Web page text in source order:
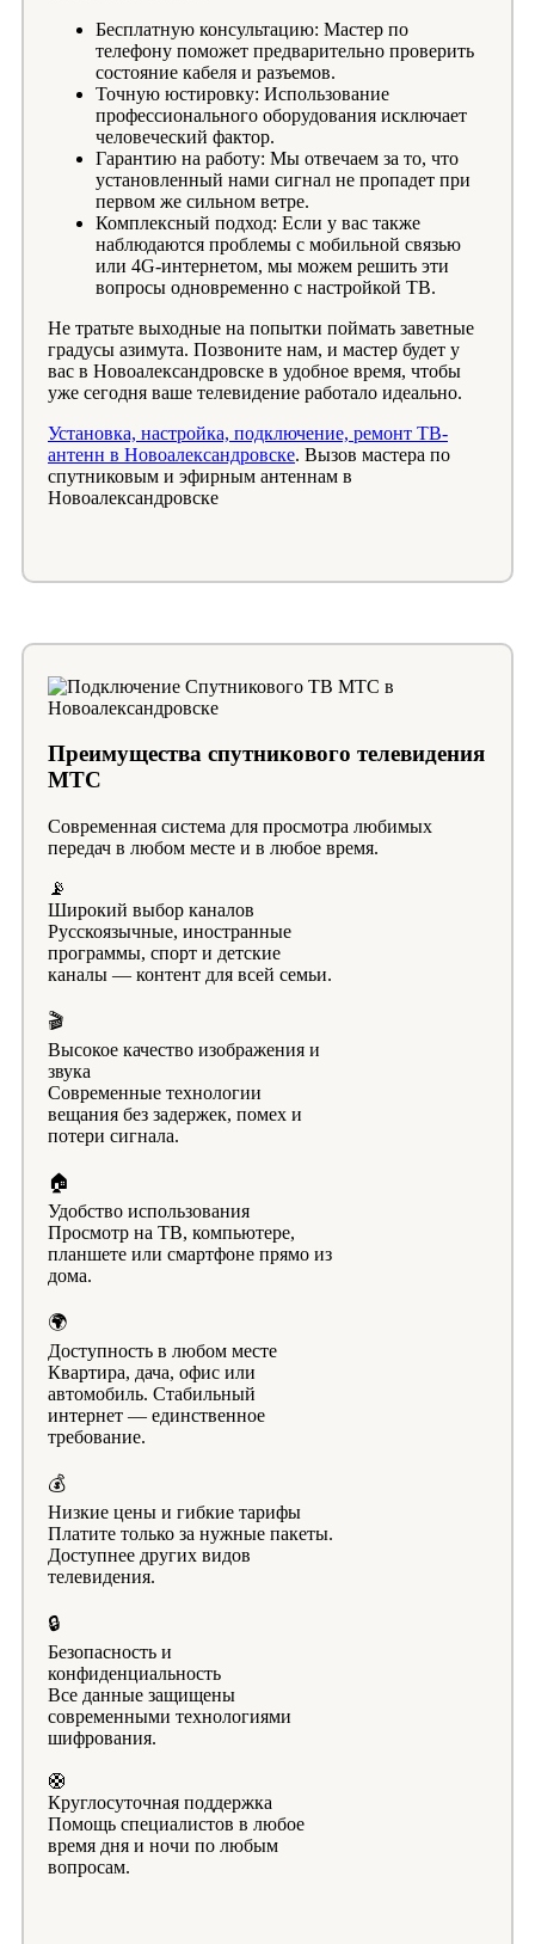
Бесплатную консультацию: Мастер по
телефону поможет предварительно проверить
состояние кабеля и разъемов.
Точную юстировку: Использование
профессионального оборудования исключает
человеческий фактор.
Гарантию на работу: Мы отвечаем за то, что
установленный нами сигнал не пропадет при
первом же сильном ветре.
Комплексный подход: Если у вас также
наблюдаются проблемы с мобильной связью
или 4G-интернетом, мы можем решить эти
вопросы одновременно с настройкой ТВ.
Не тратьте выходные на попытки поймать заветные
градусы азимута. Позвоните нам, и мастер будет у
вас в Новоалександровске в удобное время, чтобы
уже сегодня ваше телевидение работало идеально.
Установка, настройка, подключение, ремонт ТВ-
антенн в Новоалександровске. Вызов мастера по
спутниковым и эфирным антеннам в
Новоалександровске
Преимущества спутникового телевидения
МТС
Современная система для просмотра любимых
передач в любом месте и в любое время.
📡
Широкий выбор каналов
Русскоязычные, иностранные
программы, спорт и детские
каналы — контент для всей семьи.
🎬
Высокое качество изображения и
звука
Современные технологии
вещания без задержек, помех и
потери сигнала.
🏠
Удобство использования
Просмотр на ТВ, компьютере,
планшете или смартфоне прямо из
дома.
🌍
Доступность в любом месте
Квартира, дача, офис или
автомобиль. Стабильный
интернет — единственное
требование.
💰
Низкие цены и гибкие тарифы
Платите только за нужные пакеты.
Доступнее других видов
телевидения.
🔒
Безопасность и
конфиденциальность
Все данные защищены
современными технологиями
шифрования.
🛟
Круглосуточная поддержка
Помощь специалистов в любое
время дня и ночи по любым
вопросам.